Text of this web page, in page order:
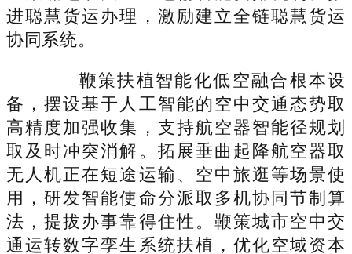
进聪慧货运办理，激励建立全链聪慧货运
协同系统。
鞭策扶植智能化低空融合根本设
备，摆设基于人工智能的空中交通态势取
高精度加强收集，支持航空器智能径规划
取及时冲突消解。拓展垂曲起降航空器取
无人机正在短途运输、空中旅逛等场景使
用，研发智能使命分派取多机协同节制算
法，提拔办事靠得住性。鞭策城市空中交
通运转数字孪生系统扶植，优化空域资本